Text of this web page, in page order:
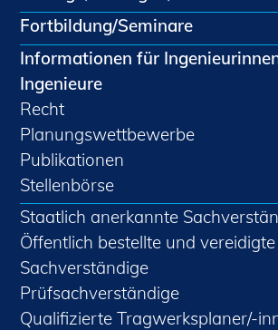
Fortbildung/Seminare
Informationen für
Ingenieure
Recht
Planungswettbewerbe
Publikationen
Stellenbörse
Staatlich anerkannte
Öffentlich bestellte und vereidigte
Sachverständige
Prüfsachverständige
Qualifizierte Tragwerksplaner/-